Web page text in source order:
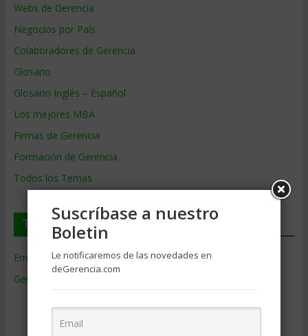
Webs de Gerencia
Negocios por País
Colaboradores de Gerencia
Glosario
Glosario Inglés – Español
Los mejores MBA
Firmas de Gerencia
Formación de Gerencia
Todos los Temas
Temas de Gerencia
Empresas de Gerencia(38)
Gerencia
Contabilidad(466)
Suscríbase a nuestro
Boletin
Le notificaremos de las novedades en
deGerencia.com